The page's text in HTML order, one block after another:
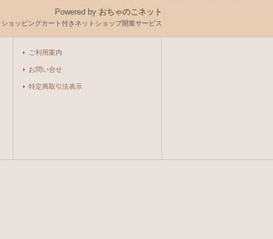
Powered by おちゃのこネット
ョッピングカート付きネットショップ開業サービス
ご利用案内
お問い合せ
特定商取引法表示